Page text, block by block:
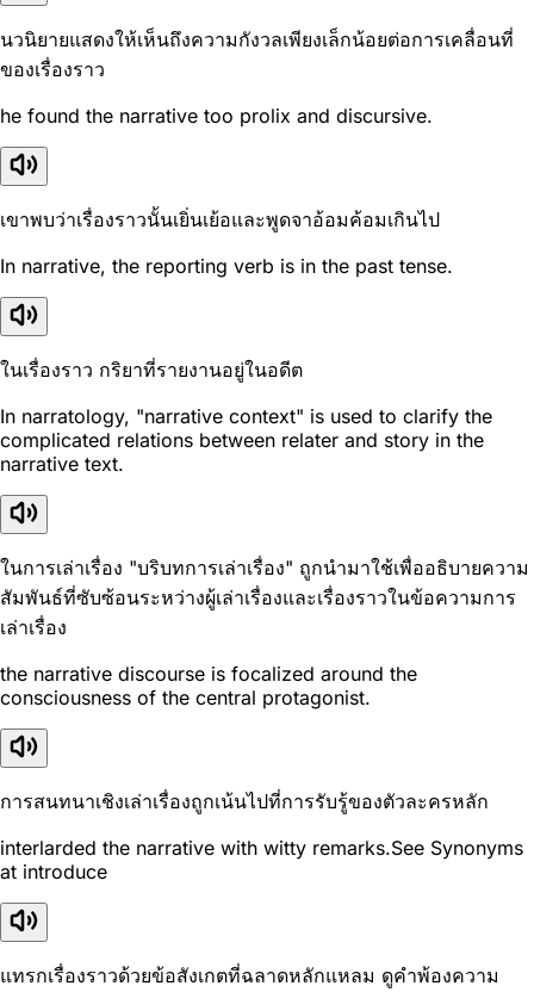
นวนิยายแสดงให้เห็นถึงความกังวลเพียงเล็กน้อยต่อการเคลื่อนที่
ของเรื่องราว
he found the narrative too prolix and discursive.
เขาพบว่าเรื่องราวนั้นเยิ่นเย้อและพูดจาอ้อมค้อมเกินไป
In narrative, the reporting verb is in the past tense.
ในเรื่องราว กริยาที่รายงานอยู่ในอดีต
In narratology, "narrative context" is used to clarify the
complicated relations between relater and story in the
narrative text.
ในการเล่าเรื่อง "บริบทการเล่าเรื่อง" ถูกนำมาใช้เพื่ออธิบายความ
สัมพันธ์ที่ซับซ้อนระหว่างผู้เล่าเรื่องและเรื่องราวในข้อความการ
เล่าเรื่อง
the narrative discourse is focalized around the
consciousness of the central protagonist.
การสนทนาเชิงเล่าเรื่องถูกเน้นไปที่การรับรู้ของตัวละครหลัก
interlarded the narrative with witty remarks.See Synonyms
at introduce
แทรกเรื่องราวด้วยข้อสังเกตที่ฉลาดหลักแหลม ดูคำพ้องความ